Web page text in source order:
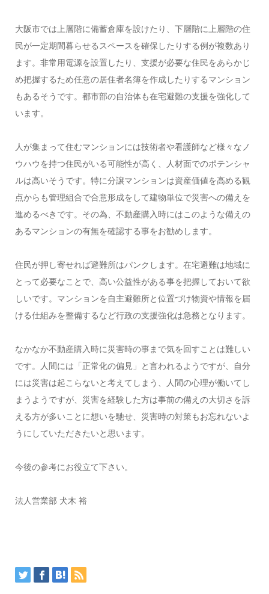
大阪市では上層階に備蓄倉庫を設けたり、下層階に上層階の住
民が一定期間暮らせるスペースを確保したりする例が複数あり
ます。非常用電源を設置したり、支援が必要な住民をあらかじ
め把握するため任意の居住者名簿を作成したりするマンション
もあるそうです。都市部の自治体も在宅避難の支援を強化して
います。
人が集まって住むマンションには技術者や看護師など様々なノ
ウハウを持つ住民がいる可能性が高く、人材面でのポテンシャ
ルは高いそうです。特に分譲マンションは資産価値を高める観
点からも管理組合で合意形成をして建物単位で災害への備えを
進めるべきです。その為、不動産購入時にはこのような備えの
あるマンションの有無を確認する事をお勧めします。
住民が押し寄せれば避難所はパンクします。在宅避難は地域に
とって必要なことで、高い公益性がある事を把握しておいて欲
しいです。マンションを自主避難所と位置づけ物資や情報を届
ける仕組みを整備するなど行政の支援強化は急務となります。
なかなか不動産購入時に災害時の事まで気を回すことは難しい
です。人間には「正常化の偏見」と言われるようですが、自分
には災害は起こらないと考えてしまう、人間の心理が働いてし
まうようですが、災害を経験した方は事前の備えの大切さを訴
える方が多いことに想いを馳せ、災害時の対策もお忘れないよ
うにしていただきたいと思います。
今後の参考にお役立て下さい。
法人営業部 犬木 裕